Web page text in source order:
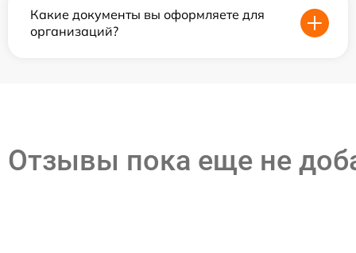
Какие документы вы оформляете для
организаций?
Отзывы пока еще не